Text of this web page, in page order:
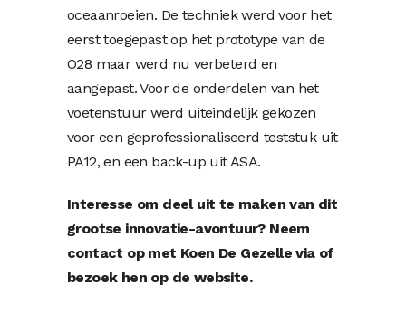
oceaanroeien. De techniek werd voor het
eerst toegepast op het prototype van de
O28 maar werd nu verbeterd en
aangepast.Voor de onderdelen van het
voetenstuur werd uiteindelijk gekozen
voor een geprofessionaliseerd teststuk uit
PA12, en een back-up uit ASA.
Interesse om deel uit te maken van dit
grootse innovatie-avontuur? Neem
contact op met Koen De Gezelle via of
bezoek hen op de website.